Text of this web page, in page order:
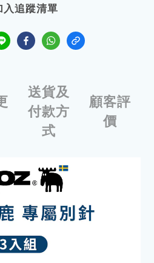
入追蹤清單
送貨及
付款方
式
顧客評
價